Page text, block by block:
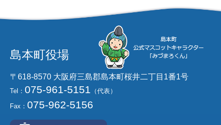
島本町役場
〒618-8570 大阪府三島郡島本町桜井二丁目1番1号
Tel： 075-961-5151 （代表）
Fax： 075-962-5156